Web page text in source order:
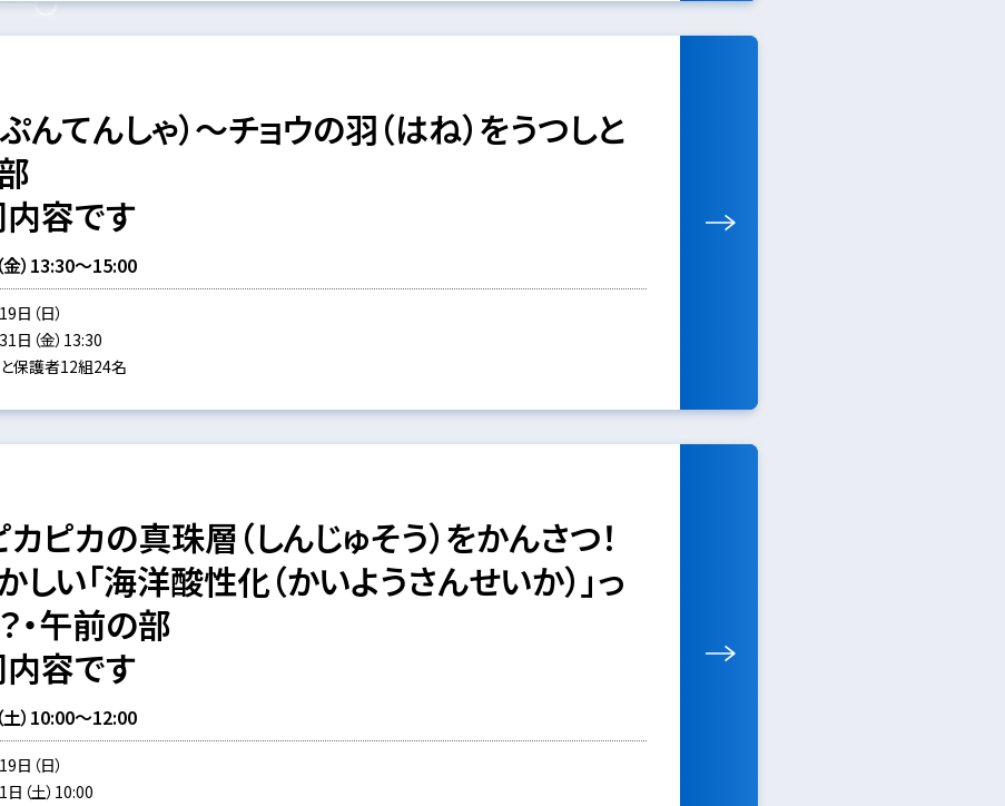
んてんしゃ）～チョウの羽（はね）をうつしと
容です
）13:30～15:00
（日）
日（金）13:30
保護者12組24名
ピカの真珠層（しんじゅそう）をかんさつ！
しい「海洋酸性化（かいようさんせいか）」っ
・午前の部
容です
）10:00～12:00
（日）
（土）10:00